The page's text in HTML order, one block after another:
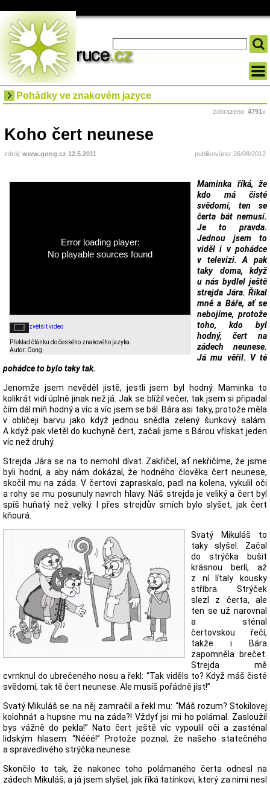
Pohádky ve znakovém jazyce
zobrazeno: 4791x
Koho čert neunese
zdroj: www.gong.cz 12.5.2011 publikováno: 26/08/2012
Error loading player:
No playable sources found
zvětšit video
Překlad článku do českého znakového jazyka.
Autor: Gong
Maminka říká, že
kdo má čisté
svědomí, ten se
čerta bát nemusí.
Je to pravda.
Jednou jsem to
viděl i v pohádce
v televizi. A pak
taky doma, když
u nás bydlel ještě
strejda Jára. Říkal
mně a Báře, ať se
nebojíme, protože
toho, kdo byl
hodný, čert na
zádech neunese.
Já mu věřil. V té
pohádce to bylo taky tak.
Jenomže jsem nevěděl jistě, jestli jsem byl hodný. Maminka to
kolikrát vidí úplně jinak než já. Jak se blížil večer, tak jsem si připadal
čím dál míň hodný a víc a víc jsem se bál. Bára asi taky, protože měla
v obličeji barvu jako když jednou snědla zelený šunkový salám.
A když pak vletěl do kuchyně čert, začali jsme s Bárou vřískat jeden
víc než druhý.
Strejda Jára se na to nemohl dívat. Zakřičel, ať nekřičíme, že jsme
byli hodní, a aby nám dokázal, že hodného člověka čert neunese,
skočil mu na záda. V čertovi zapraskalo, padl na kolena, vykulil oči
a rohy se mu posunuly navrch hlavy. Náš strejda je veliký a čert byl
spíš huňatý než velký. I přes strejdův smích bylo slyšet, jak čert
kňourá.
Svatý Mikuláš to
taky slyšel. Začal
do strýčka bušit
krásnou berlí, až
z ní lítaly kousky
stříbra. Strýček
slezl z čerta, ale
ten se už narovnal
a sténal
čertovskou řečí,
takže i Bára
zapomněla brečet.
Strejda mě
cvrnknul do ubrečeného nosu a řekl: “Tak viděls to? Když máš čisté
svědomí, tak tě čert neunese. Ale musíš pořádně jíst!”
Svatý Mikuláš se na něj zamračil a řekl mu: “Máš rozum? Stokilovej
kolohnát a hupsne mu na záda?! Vždyť jsi mi ho polámal. Zasloužil
bys vážně do pekla!” Nato čert ještě víc vypoulil oči a zasténal
lidským hlasem: “Nééé!” Protože poznal, že našeho statečného
a spravedlivého strýčka neunese.
Skončilo to tak, že nakonec toho polámaného čerta odnesl na
zádech Mikuláš, a já jsem slyšel, jak říká tatínkovi, který za nimi nesl